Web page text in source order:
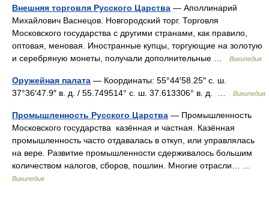
Внешняя торговля Русского Царства — Аполлинарий
Михайлович Васнецов. Новгородский торг. Торговля
Московского государства с другими странами, как правило,
оптовая, меновая. Иностранные купцы, торгующие на золотую
и серебряную монеты, получали дополнительные …
Википедия
Оружейная палата — Координаты: 55°44′58.25″ с. ш.
37°36′47.9″ в. д. / 55.749514° с. ш. 37.613306° в. д. …
Википедия
Промышленность Русского Царства — Промышленность
Московского государства казённая и частная. Казённая
промышленность часто отдавалась в откуп, или управлялась
на вере. Развитие промышленности сдерживалось большим
количеством налогов, сборов, пошлин. Многие отрасли… …
Википедия